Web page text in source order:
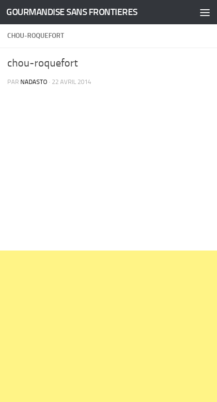
Skip to content
GOURMANDISE SANS FRONTIERES
CHOU-ROQUEFORT
chou-roquefort
PAR NADASTO · 22 AVRIL 2014